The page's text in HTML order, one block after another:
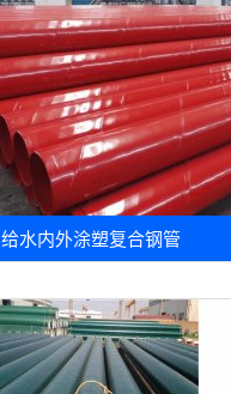
给水内外涂塑复合钢管